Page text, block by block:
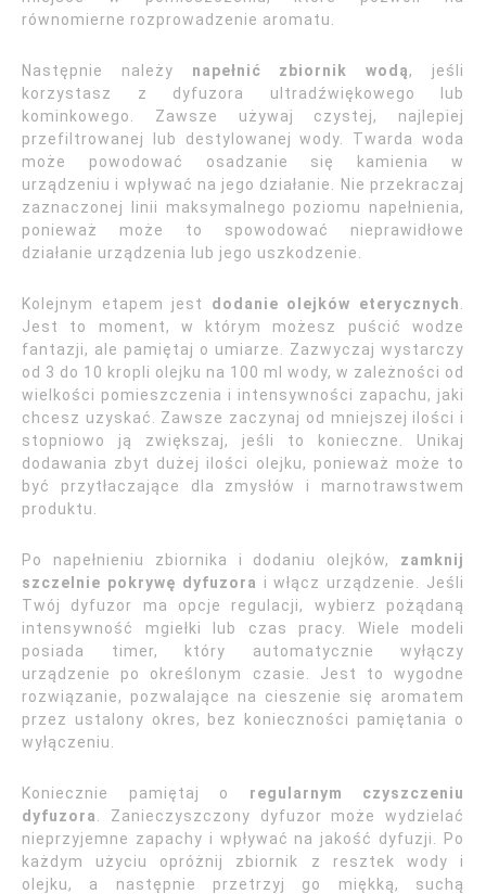
równomierne rozprowadzenie aromatu.
Następnie należy napełnić zbiornik wodą, jeśli
korzystasz z dyfuzora ultradźwiękowego lub
kominkowego. Zawsze używaj czystej, najlepiej
przefiltrowanej lub destylowanej wody. Twarda woda
może powodować osadzanie się kamienia w
urządzeniu i wpływać na jego działanie. Nie przekraczaj
zaznaczonej linii maksymalnego poziomu napełnienia,
ponieważ może to spowodować nieprawidłowe
działanie urządzenia lub jego uszkodzenie.
Kolejnym etapem jest dodanie olejków eterycznych
Jest to moment, w którym możesz puścić wodze
fantazji, ale pamiętaj o umiarze. Zazwyczaj wystarczy
od 3 do 10 kropli olejku na 100 ml wody, w zależności od
wielkości pomieszczenia i intensywności zapachu, jaki
chcesz uzyskać. Zawsze zaczynaj od mniejszej ilości i
stopniowo ją zwiększaj, jeśli to konieczne. Unikaj
dodawania zbyt dużej ilości olejku, ponieważ może to
być przytłaczające dla zmysłów i marnotrawstwem
produktu.
Po napełnieniu zbiornika i dodaniu olejków, zamknij
szczelnie pokrywę dyfuzora i włącz urządzenie. Jeśli
Twój dyfuzor ma opcje regulacji, wybierz pożądaną
intensywność mgiełki lub czas pracy. Wiele modeli
posiada timer, który automatycznie wyłączy
urządzenie po określonym czasie. Jest to wygodne
rozwiązanie, pozwalające na cieszenie się aromatem
przez ustalony okres, bez konieczności pamiętania o
wyłączeniu.
Koniecznie pamiętaj o regularnym czyszczeniu
dyfuzora
. Zanieczyszczony dyfuzor może wydzielać
nieprzyjemne zapachy i wpływać na jakość dyfuzji. Po
każdym użyciu opróżnij zbiornik z resztek wody i
olejku, a następnie przetrzyj go miękką, suchą